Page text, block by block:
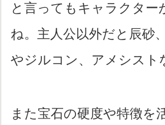
と言ってもキャラクター
ね。主人公以外だと辰砂
やジルコン、アメシスト
また宝石の硬度や特徴を